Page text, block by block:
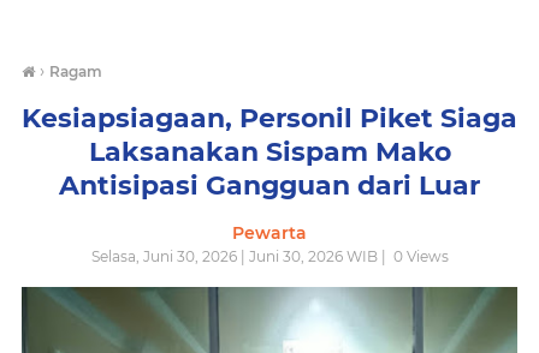
› Ragam
Kesiapsiagaan, Personil Piket Siaga
Laksanakan Sispam Mako
Antisipasi Gangguan dari Luar
Pewarta
Selasa, Juni 30, 2026 | Juni 30, 2026 WIB | 0Views